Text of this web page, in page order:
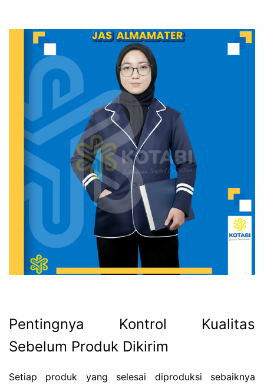
Pentingnya Kontrol Kualitas
Sebelum Produk Dikirim
Setiap produk yang selesai diproduksi sebaiknya